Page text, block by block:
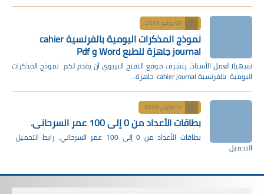
09 يوليو 2019
نموذج المذكرات اليومية بالفرنسية cahier
journal جاهزة للطبع Word و Pdf
تسهيلا لعمل الأستاذ، يتشرف موقع التفتح التربوي أن يقدم لكم نموذج المذكرات
اليومية بالفرنسية cahier journal جاهزة…
11 مارس 2019
بطاقات الأعداد من 0 إلى 100 عمر السرحاني.
بطاقات الأعداد من 0 إلى 100 عمر السرحاني. رابط التحميل
التحميل